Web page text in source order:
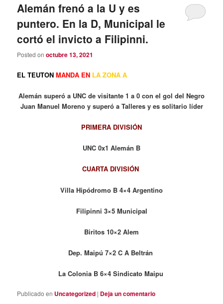
Alemán frenó a la U y es
puntero. En la D, Municipal le
cortó el invicto a Filipinni.
Posted onoctubre 13, 2021
EL TEUTONMANDA EN LA ZONA A
Alemán superó a UNC de visitante 1 a 0 con el gol del Negro
Juan Manuel Moreno y superó a Talleres y es solitario líder
PRIMERA DIVISIÓN
UNC 0x1 Alemán B
CUARTA DIVISIÓN
Villa Hipódromo B 4×4 Argentino
Filipinni 3×5 Municipal
Biritos 10×2 Alem
Dep. Maipú 7×2 C A Beltrán
La Colonia B 6×4 Sindicato Maipu
Publicado en Uncategorized | Deja un comentario